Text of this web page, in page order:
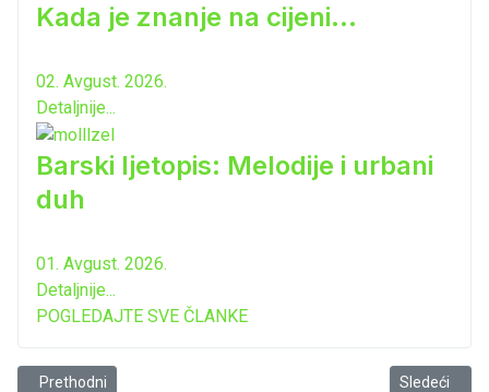
Kada je znanje na cijeni...
02. Avgust. 2026.
Detaljnije...
Barski ljetopis: Melodije i urbani
duh
01. Avgust. 2026.
Detaljnije...
POGLEDAJTE SVE ČLANKE
Prethodni članak: ViK: Obavještenje za korisnike
Prethodni Sledeći
Sledeći